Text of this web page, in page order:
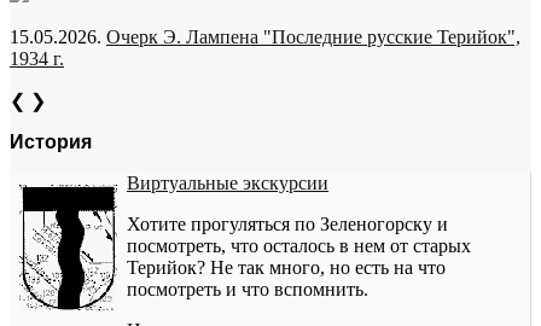
15.05.2026. Очерк Э. Лампена "Последние русские Терийок",
1934 г.
❮ ❯
История
Виртуальные экскурсии
Хотите прогуляться по Зеленогорску и
посмотреть, что осталось в нем от старых
Терийок? Не так много, но есть на что
посмотреть и что вспомнить.